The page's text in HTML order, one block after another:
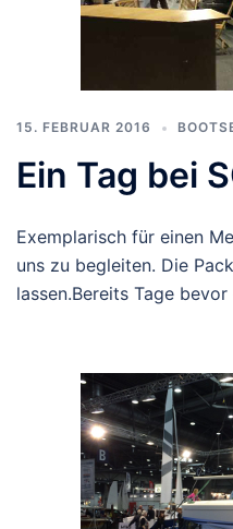
15. FEBRUAR 2016
Ein Tag bei
Exemplarisch für einen
uns zu begleiten. Die
lassen.Bereits Tage